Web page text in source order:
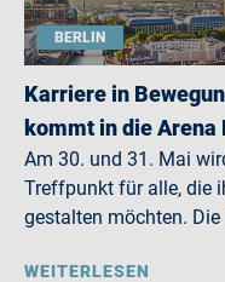
BERLIN
Karriere in
kommt in die Arena
Am 30. und 31. Mai
Treffpunkt für alle, die
gestalten möchten.
WEITERLESEN